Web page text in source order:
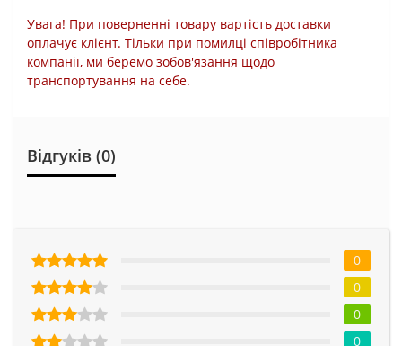
Увага! При поверненні товару вартість доставки
оплачує клієнт. Тільки при помилці співробітника
компанії, ми беремо зобов'язання щодо
транспортування на себе.
Відгуків (0)
0
0
0
0